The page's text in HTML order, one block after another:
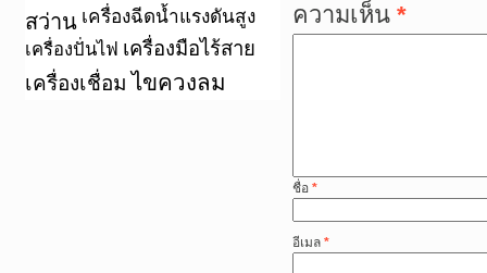
สว่าน เครื่องฉีดน้ำแรงดันสูง
เครื่องปั่นไฟ เครื่องมือไร้สาย
เครื่องเชื่อม ไขควงลม
ความเห็น *
ชื่อ *
อีเมล *